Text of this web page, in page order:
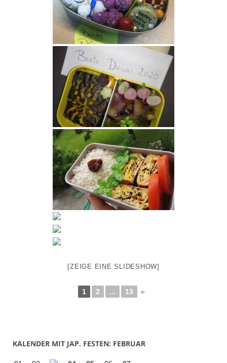
[ZEIGE EINE SLIDESHOW]
1 2 ... 13 ►
KALENDER MIT JAP. FESTEN: FEBRUAR